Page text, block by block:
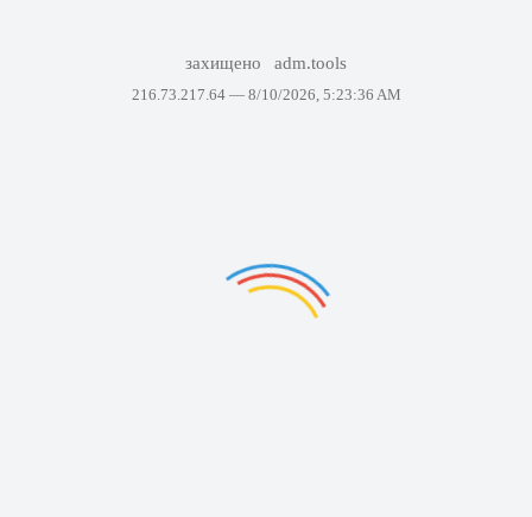
захищено adm.tools
216.73.217.64 — 8/10/2026, 5:23:36 AM